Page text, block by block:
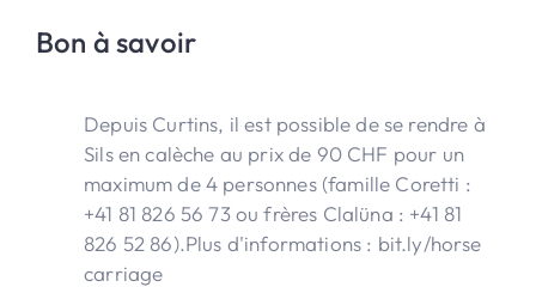
Bon à savoir
Depuis Curtins, il est possible de se rendre à
Sils en calèche au prix de 90 CHF pour un
maximum de 4 personnes (famille Coretti :
+41 81 826 56 73 ou frères Clalüna : +41 81
826 52 86).Plus d'informations : bit.ly/horse
carriage